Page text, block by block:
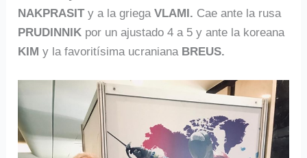
NAKPRASITy a la griegaVLAMI. Cae ante la rusa
PRUDINNIK por un ajustado 4 a 5 y ante la koreana
KIM y la favoritísima ucranianaBREUS.